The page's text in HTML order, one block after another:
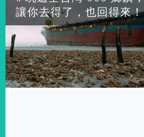
讓你去得了，也回得來！